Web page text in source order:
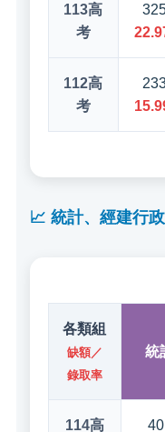
113高
考
112高
考
📈 統計、經建行
各類組
缺額／
錄取率
統
114高